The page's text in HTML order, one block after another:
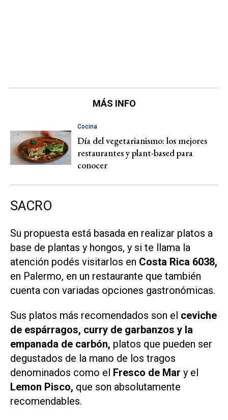
MÁS INFO
Cocina
Día del vegetarianismo: los mejores
restaurantes y plant-based para
conocer
SACRO
Su propuesta está basada en realizar platos a
base de plantas y hongos, y si te llama la
atención podés visitarlos en Costa Rica 6038,
en Palermo, en un restaurante que también
cuenta con variadas opciones gastronómicas.
Sus platos más recomendados son el ceviche
de espárragos, curry de garbanzos y la
empanada de carbón, platos que pueden ser
degustados de la mano de los tragos
denominados como el Fresco de Mar y el
Lemon Pisco, que son absolutamente
recomendables.